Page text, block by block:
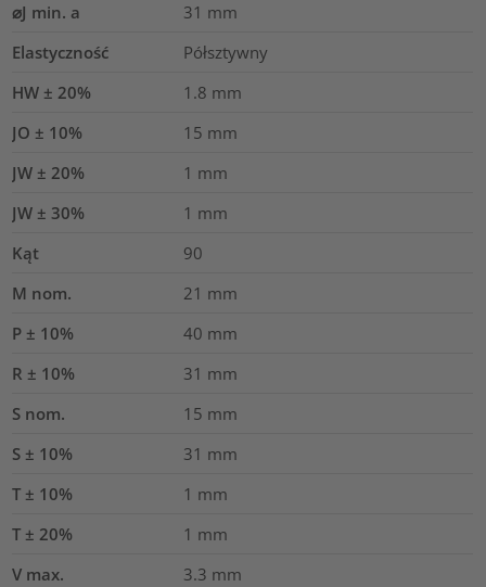
⌀J min. a
31 mm
Elastyczność
Półsztywny
HW ± 20%
1.8 mm
JO ± 10%
15 mm
JW ± 20%
1 mm
JW ± 30%
1 mm
Kąt
90
M nom.
21 mm
P ± 10%
40 mm
R ± 10%
31 mm
S nom.
15 mm
S ± 10%
31 mm
T ± 10%
1 mm
T ± 20%
1 mm
V max.
3.3 mm